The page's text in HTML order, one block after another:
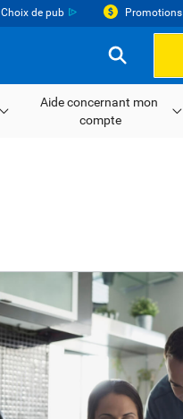
Choix de pub Promotions
Aide concernant mon
compte